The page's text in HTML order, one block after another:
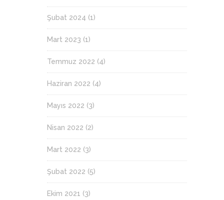
Şubat 2024 (1)
Mart 2023 (1)
Temmuz 2022 (4)
Haziran 2022 (4)
Mayıs 2022 (3)
Nisan 2022 (2)
Mart 2022 (3)
Şubat 2022 (5)
Ekim 2021 (3)